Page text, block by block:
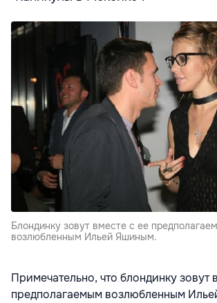
Блондинку зовут вместе с ее
возлюбленным Ильей Яшиным.
Примечательно, что блондинку зовут
предполагаемым возлюбленным